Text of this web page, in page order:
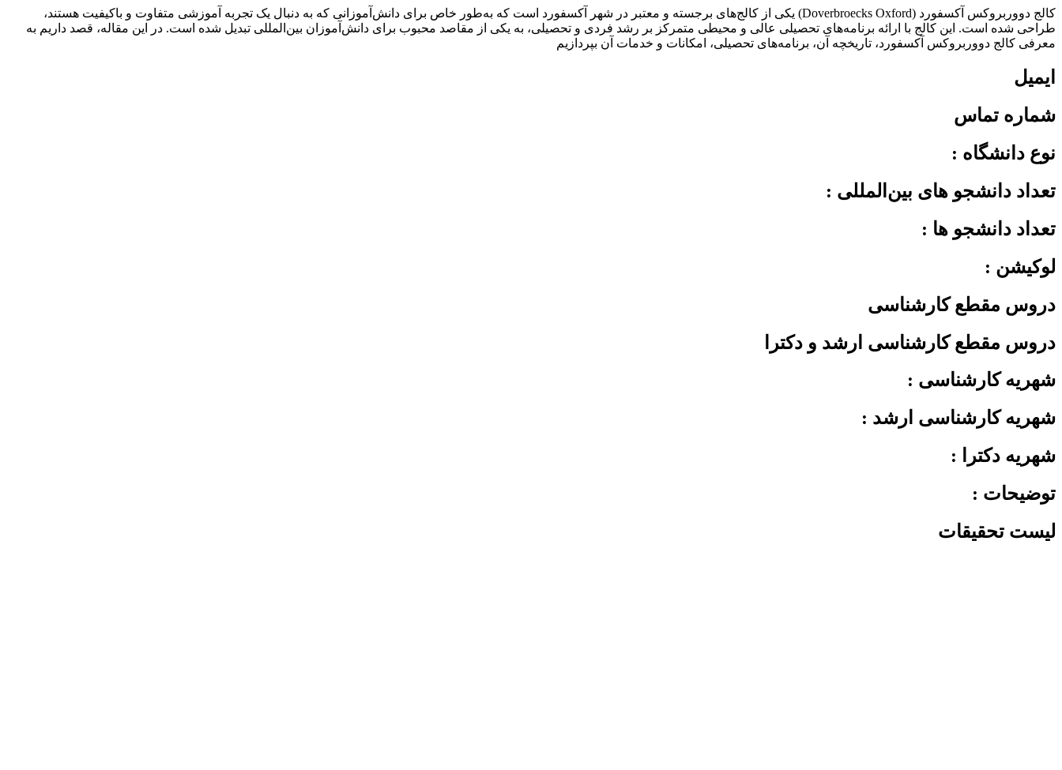
کالج دووربروکس آکسفورد (Doverbroecks Oxford) یکی از کالج‌های برجسته و معتبر در شهر آکسفورد است که به‌طور خاص برای دانش‌آموزانی که به دنبال یک تجربه آموزشی متفاوت و باکیفیت هستند،
طراحی شده است. این کالج با ارائه برنامه‌های تحصیلی عالی و محیطی متمرکز بر رشد فردی و تحصیلی، به یکی از مقاصد محبوب برای دانش‌آموزان بین‌المللی تبدیل شده است. در این مقاله، قصد داریم به
معرفی کالج دووربروکس آکسفورد، تاریخچه آن، برنامه‌های تحصیلی، امکانات و خدمات آن بپردازیم
ايميل
شماره تماس
نوع دانشگاه :
تعداد دانشجو های بین‌المللی :
تعداد دانشجو ها :
لوکیشن :
دروس مقطع کارشناسی
دروس مقطع کارشناسی ارشد و دکترا
شهریه کارشناسی :
شهریه کارشناسی ارشد :
شهریه دکترا :
توضیحات :
لیست تحقیقات